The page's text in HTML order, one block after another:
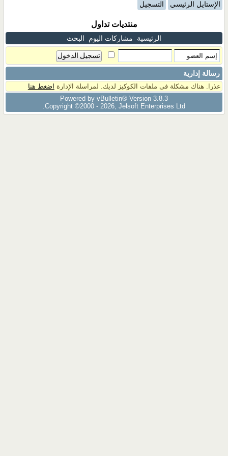
الإستايل الرئيسي التسجيل
منتديات تداول
الرئيسية مشاركات اليوم البحث
رسالة إدارية
عذرا. هناك مشكلة فى ملفات الكوكيز لديك. لمراسلة الإدارة اضغط هنا
Powered by vBulletin® Version 3.8.3
Copyright ©2000 - 2026, Jelsoft Enterprises Ltd.